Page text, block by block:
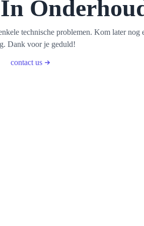
technische problemen. Kom later nog
Dank voor je geduld!
contact us